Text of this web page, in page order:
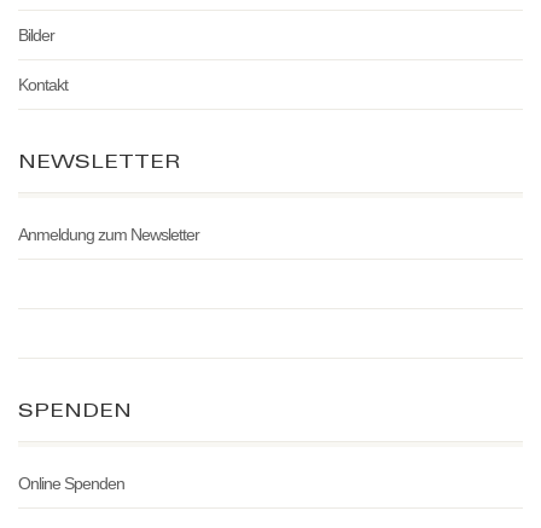
Bilder
Kontakt
NEWSLETTER
Anmeldung zum Newsletter
SPENDEN
Online Spenden